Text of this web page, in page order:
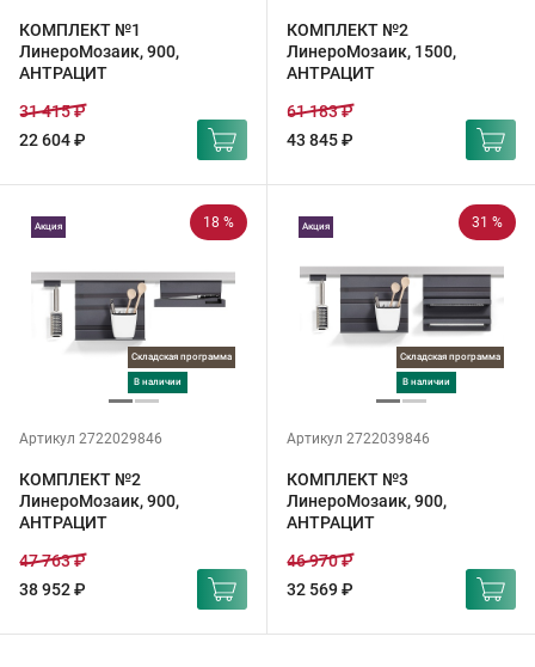
КОМПЛЕКТ №1
ЛинероМозаик, 900,
АНТРАЦИТ
22 604 ₽
31 415 ₽
КОМПЛЕКТ №2
ЛинероМозаик, 1500,
АНТРАЦИТ
43 845 ₽
61 183 ₽
18 %
Складская программа
в наличии
Акция
Артикул 2722029846
КОМПЛЕКТ №2
ЛинероМозаик, 900,
АНТРАЦИТ
38 952 ₽
47 763 ₽
31 %
Складская программа
в наличии
Акция
Артикул 2722039846
КОМПЛЕКТ №3
ЛинероМозаик, 900,
АНТРАЦИТ
32 569 ₽
46 970 ₽